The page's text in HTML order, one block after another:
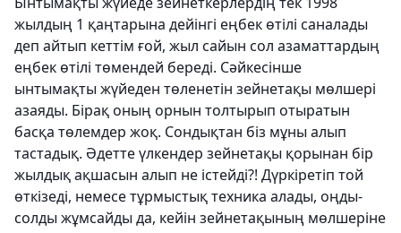
жылдың 1 қаңтарына дейінгі еңбек өтілі саналады
деп айтып кеттім ғой, жыл сайын сол азаматтардың
еңбек өтілі төмендей береді. Сәйкесінше
ынтымақты жүйеден төленетін зейнетақы мөлшері
азаяды. Бірақ оның орнын толтырып отыратын
басқа төлемдер жоқ. Сондықтан біз мұны алып
тастадық. Әдетте үлкендер зейнетақы қорынан бір
жылдық ақшасын алып не істейді?! Дүркіретіп той
өткізеді, немесе тұрмыстық техника алады, оңды-
солды жұмсайды да, кейін зейнетақының мөлшеріне